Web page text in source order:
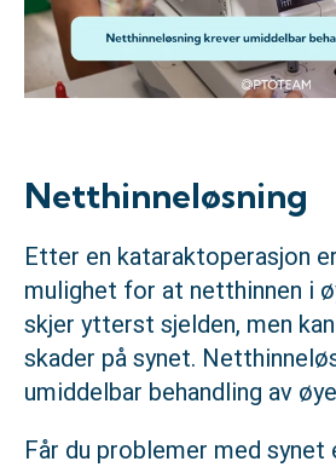
Netthinneløsning
Etter en kataraktoperasjon
mulighet for at netthinnen i
skjer ytterst sjelden, men
skader på synet.
umiddelbar behandling av
Får du problemer med synet